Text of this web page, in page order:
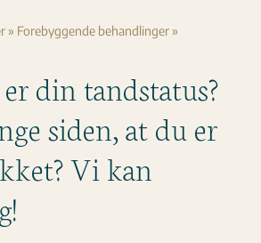
» Forebyggende behandlinger»
din tandstatus?
siden, at du er
Vi kan